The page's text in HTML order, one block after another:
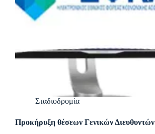
Σταδιοδρομία
Προκήρυξη θέσεων Γενικών Διευθυντών